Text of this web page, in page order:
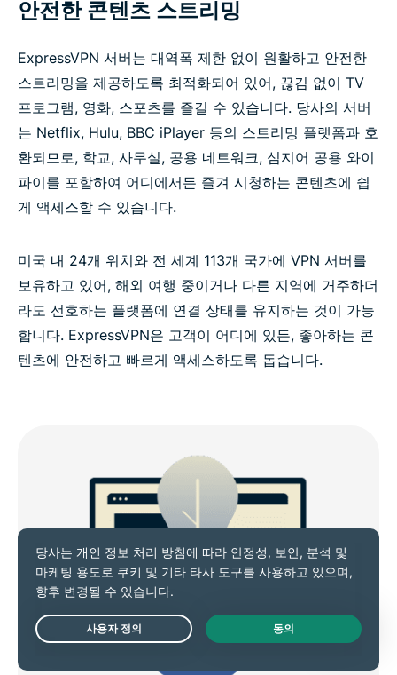
안전한 콘텐츠 스트리밍
ExpressVPN 서버는 대역폭 제한 없이 원활하고 안전한
스트리밍을 제공하도록 최적화되어 있어, 끊김 없이 TV
프로그램, 영화, 스포츠를 즐길 수 있습니다. 당사의 서버
는 Netflix, Hulu, BBC iPlayer 등의 스트리밍 플랫폼과 호
환되므로, 학교, 사무실, 공용 네트워크, 심지어 공용 와이
파이를 포함하여 어디에서든 즐겨 시청하는 콘텐츠에 쉽
게 액세스할 수 있습니다.
미국 내 24개 위치와 전 세계 113개 국가에 VPN 서버를
보유하고 있어, 해외 여행 중이거나 다른 지역에 거주하더
라도 선호하는 플랫폼에 연결 상태를 유지하는 것이 가능
합니다. ExpressVPN은 고객이 어디에 있든, 좋아하는 콘
텐츠에 안전하고 빠르게 액세스하도록 돕습니다.
Live Chat